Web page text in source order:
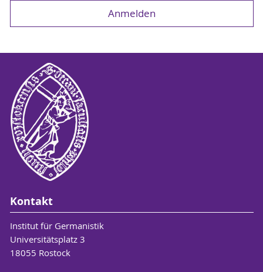
Kontakt
Institut für Germanistik
Universitätsplatz 3
18055 Rostock